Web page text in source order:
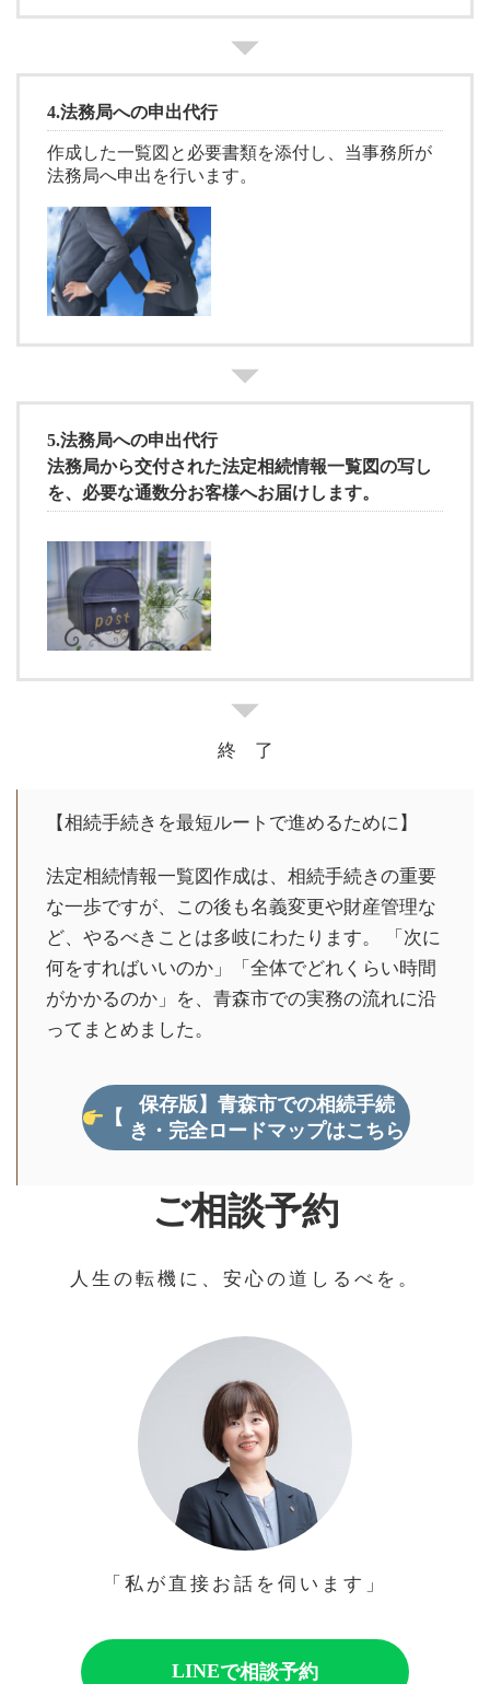
4.法務局への申出代行
作成した一覧図と必要書類を添付し、当事務所が
法務局へ申出を行います。
5.法務局への申出代行
法務局から交付された法定相続情報一覧図の写し
を、必要な通数分お客様へお届けします。
終 了
【相続手続きを最短ルートで進めるために】
法定相続情報一覧図作成は、相続手続きの重要
な一歩ですが、この後も名義変更や財産管理な
ど、やるべきことは多岐にわたります。 「次に
何をすればいいのか」「全体でどれくらい時間
がかかるのか」を、青森市での実務の流れに沿
ってまとめました。
【
保存版】青森市での相続手続
き・完全ロードマップはこちら
ご相談予約
人生の転機に、安心の道しるべを。
「私が直接お話を伺います」
LINEで相談予約